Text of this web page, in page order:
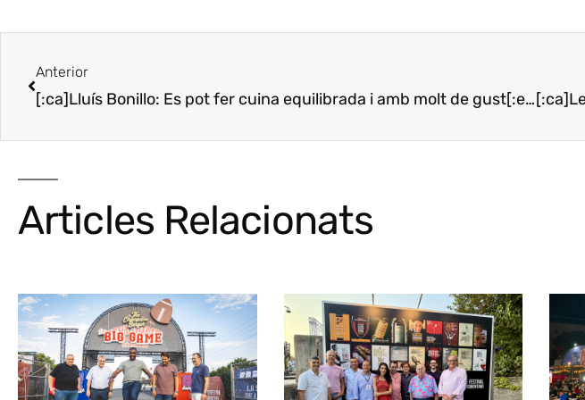
Anterior
[:ca]Lluís Bonillo: Es pot fer cuina equilibrada i amb molt de gust[:es]Lluís Bonillo: Se puede hacer cocina equilibrada y muy gustosa[:en]Lluís Bonillo: One can prepare balanced and very tasteful cuisine[:]
Articles Relacionats